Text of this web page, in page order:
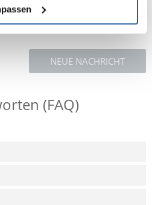
NEUE NACHRICHT
(FAQ)